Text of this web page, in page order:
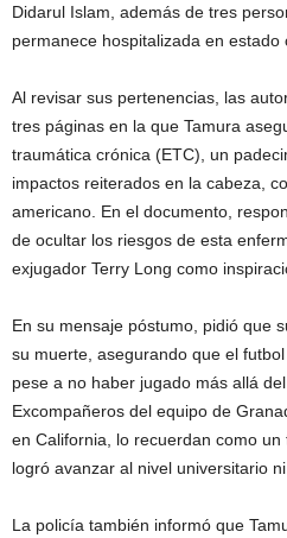
Didarul Islam, además de tres
permanece hospitalizada en estado
Al revisar sus pertenencias, las
tres páginas en la que Tamura
traumática crónica (ETC), un
impactos reiterados en la cabeza,
americano. En el documento,
de ocultar los riesgos de esta
exjugador Terry Long como
En su mensaje póstumo, pidió que
su muerte, asegurando que el futbol
pese a no haber jugado más allá
Excompañeros del equipo de
en California, lo recuerdan como
logró avanzar al nivel universitario
La policía también informó que